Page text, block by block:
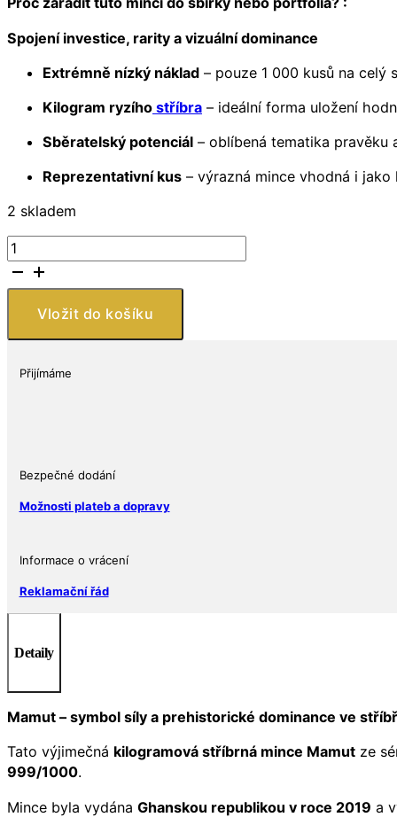
Spojení investice, rarity a vizuální dominance
Extrémně nízký náklad – pouze 1 000 kusů na celý
Kilogram ryzího stříbra – ideální forma uložení
Sběratelský potenciál – oblíbená tematika pravěku
Reprezentativní kus – výrazná mince vhodná i jako
2 skladem
Stříbrná
mince
Mamut
ledová
množství
Vložit do košíku
Přijímáme
Bezpečné dodání
Možnosti plateb a dopravy
Informace o vrácení
Reklamační řád
Detaily
Mamut – symbol síly a prehistorické dominance ve
Tato výjimečná kilogramová stříbrná mince Mamut ze
999/1000.
Mince byla vydána Ghanskou republikou v roce 2019 a